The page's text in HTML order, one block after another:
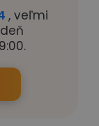
, veľmi